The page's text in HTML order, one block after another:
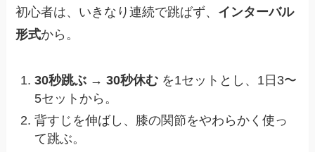
初心者は、いきなり連続で跳ばず、 インターバル
形式から。
30秒跳ぶ → 30秒休む を1セットとし、1日3〜
5セットから。
背すじを伸ばし、膝の関節をやわらかく使っ
て跳ぶ。